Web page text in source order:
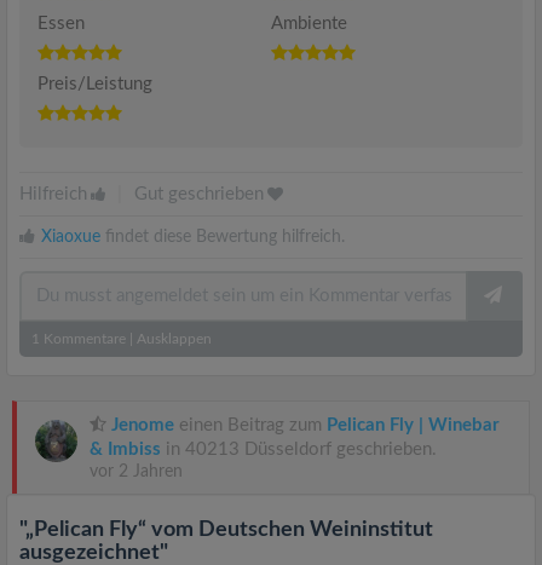
Essen Ambiente
Preis/Leistung
Hilfreich Gut geschrieben
Xiaoxue findet diese Bewertung hilfreich.
1 Kommentare Ausklappen
Jenome einen Beitrag zum Pelican Fly | Winebar
& Imbiss in 40213 Düsseldorf geschrieben.
vor 2 Jahren
"„Pelican Fly“ vom Deutschen Weininstitut
ausgezeichnet"